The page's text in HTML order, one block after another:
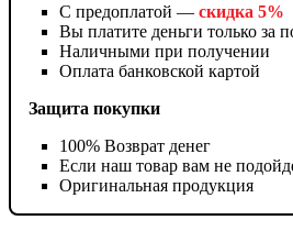
С предоплатой — скидка 5%
Вы платите деньги только за
Наличными при получении
Оплата банковской картой
Защита покупки
100% Возврат денег
Если наш товар вам не
Оригинальная продукция